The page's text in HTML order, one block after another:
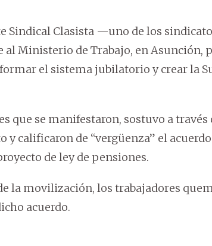
Sindical Clasista —uno de los
al Ministerio de Trabajo, en Asunción,
el sistema jubilatorio y crear la
que se manifestaron, sostuvo a través
y calificaron de “vergüenza” el
de ley de pensiones.
la movilización, los trabajadores
acuerdo.